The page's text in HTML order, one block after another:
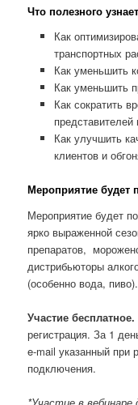
Что полезного
Как
транспортных
Как уменьшить
Как уменьшить
Как сократить
Как улучшить
клиентов и
Мероприятие будет
Мероприятие будет
ярко выраженной
препаратов,
дистрибьюторы
(особенно вода, пиво).
Участие бесплатное.
регистрация. За 1
e-mail указанный при
подключения.